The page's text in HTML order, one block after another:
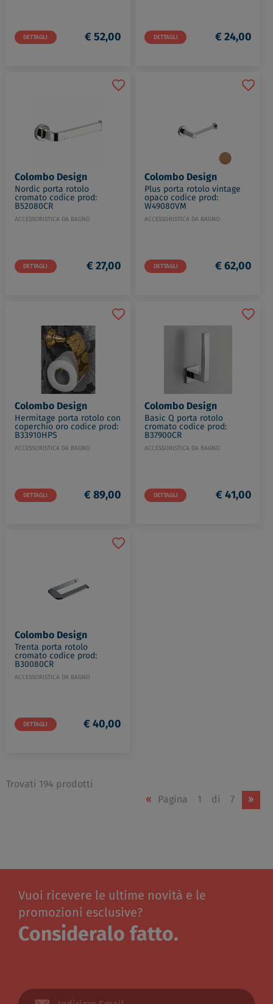
DETTAGLI € 52,00 DETTAGLI € 24,00
Colombo Design
Nordic porta rotolo
cromato codice prod:
B52080CR
ACCESSORISTICA DA BAGNO
DETTAGLI € 27,00
Colombo Design
Plus porta rotolo vintage
opaco codice prod:
W49080VM
ACCESSORISTICA DA BAGNO
DETTAGLI € 62,00
Colombo Design
Hermitage porta rotolo con
coperchio oro codice prod:
B33910HPS
ACCESSORISTICA DA BAGNO
DETTAGLI € 89,00
Colombo Design
Basic Q porta rotolo
cromato codice prod:
B37900CR
ACCESSORISTICA DA BAGNO
DETTAGLI € 41,00
Colombo Design
Trenta porta rotolo
cromato codice prod:
B30080CR
ACCESSORISTICA DA BAGNO
DETTAGLI € 40,00
Trovati 194 prodotti
« Pagina 1 di 7 »
Vuoi ricevere le ultime novità e le
promozioni esclusive?
Consideralo fatto.